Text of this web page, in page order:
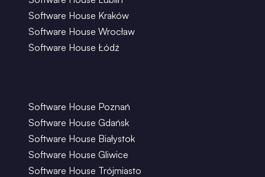
Software House Kraków
Software House Wrocław
Software House Łódź
Software House Poznań
Software House Gdańsk
Software House Białystok
Software House Gliwice
Software House Trójmiasto